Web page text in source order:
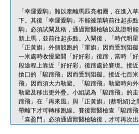
「幸運愛駒」難以牽離馬匹亮相圈，在進入
下。其後「幸運愛駒」不能被策騎前往起步
駒」必須試閘及格，通過獸醫檢驗以及證明
新上馬，並前往起步點。入閘後，「時代明
「正黃旗」外側競跑的「軍旗」因而受到阻
一米處時收慢避開「好好彩」後蹄，當時「
段途程上靠近「好好彩」後蹄處於窘境。接
搶口的「駿蹄飛」因而受到阻礙。接近七百
飛」因而須大力勒避。「駿蹄飛」勒避時向
勒避及移出更外疊。小組認為「駿蹄飛」的
蹄飛」在「再來風」與「正黃旗」(蔡明紹)
帶離下才可轉移跑線。賽後獸醫檢查「駿蹄
「喜盈門」必須通過獸醫檢驗後，才可再次